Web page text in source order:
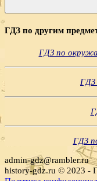
ГДЗ по другим
ГДЗ по
ГДЗ
ГДЗ
admin-gdz@rambler.ru
history-gdz.ru © 2023 -